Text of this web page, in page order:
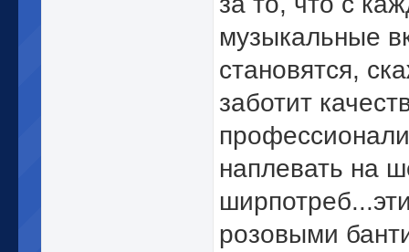
музыкальные
становятся,
заботит
наплевать на
розовыми